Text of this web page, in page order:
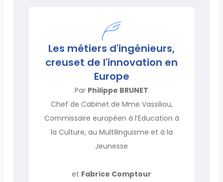
Les métiers d'ingénieurs,
creuset de l'innovation en
Europe
Par Philippe BRUNET
Chef de Cabinet de Mme Vassiliou,
Commissaire européen à l’Education à
la Culture, au Multilinguisme et à la
Jeunesse
et Fabrice Comptour